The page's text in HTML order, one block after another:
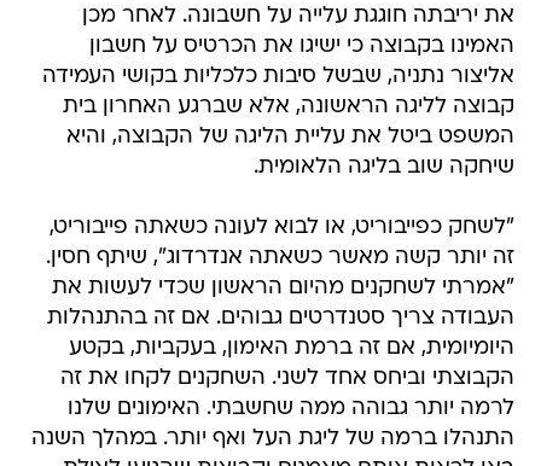
את יריבתה חוגגת עלייה על חשבונה. לאחר מכן
האמינו בקבוצה כי ישיגו את הכרטיס על חשבון
אליצור נתניה, שבשל סיבות כלכליות בקושי העמידה
קבוצה לליגה הראשונה, אלא שברגע האחרון בית
המשפט ביטל את עליית הליגה של הקבוצה, והיא
שיחקה שוב בליגה הלאומית.
"לשחק כפייבוריט, או לבוא לעונה כשאתה פייבוריט,
זה יותר קשה מאשר כשאתה אנדרדוג", שיתף חסין.
"אמרתי לשחקנים מהיום הראשון שכדי לעשות את
העבודה צריך סטנדרטים גבוהים. אם זה בהתנהלות
היומיומית, אם זה ברמת האימון, בעקביות, בקטע
הקבוצתי וביחס אחד לשני. השחקנים לקחו את זה
לרמה יותר גבוהה ממה שחשבתי. האימונים שלנו
התנהלו ברמה של ליגת העל ואף יותר. במהלך השנה